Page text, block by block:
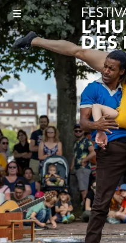
Aller au contenu
Le Festival
Agenda
Actualités
Infos
Mon